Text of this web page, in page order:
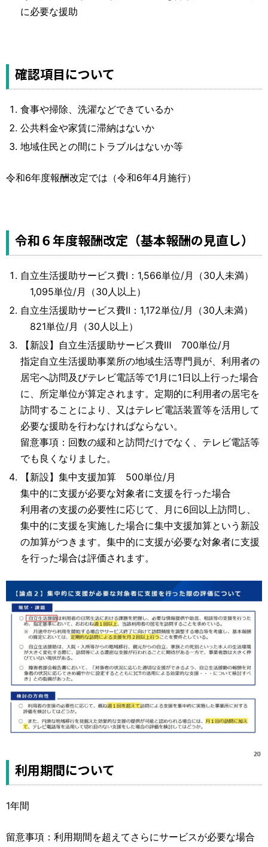
に必要な援助
確認項目について
食事や掃除、洗濯などできているか
公共料金や家賃に滞納はないか
地域住民との間にトラブルはないか等
令和6年度報酬改定では（令和6年4月施行）
令和６年度報酬改定（基本報酬の見直し）
自立生活援助サービス費Ⅰ：1,566単位/月（30人未満）
1,095単位/月（30人以上）
自立生活援助サービス費Ⅱ：1,172単位/月（30人未満）
821単位/月（30人以上）
【新設】自立生活援助サービス費Ⅲ 700単位/月
指定自立生活援助事業所の地域生活専門員が、利用者の
居宅へ訪問及びテレビ電話等で1月に1日以上行った場合
に、所定単位が算定されます。定期的に利用者の居宅を
訪問することにより、又はテレビ電話装置等を活用して
必要な援助を行わなければならない。
留意事項：回数の緩和と訪問だけでなく、テレビ電話等
でも良くなりました。
【新設】集中支援加算 500単位/月
集中的に支援が必要な対象者に支援を行った場合
利用者の支援の必要性に応じて、月に6回以上訪問し、
集中的に支援を実施した場合に集中支援加算という新設
の加算がつきます。集中的に支援が必要な対象者に支援
を行った場合は評価されます。
利用期間について
1年間
留意事項：利用期間を超えてさらにサービスが必要な場合